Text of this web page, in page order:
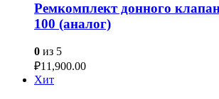
Ремкомплект донного
100 (аналог)
0 из 5
₽11,900.00
Хит